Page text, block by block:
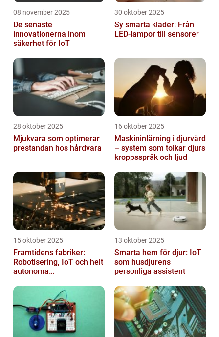
08 november 2025
De senaste
innovationerna inom
säkerhet för IoT
30 oktober 2025
Sy smarta kläder: Från
LED-lampor till sensorer
28 oktober 2025
Mjukvara som optimerar
prestandan hos hårdvara
16 oktober 2025
Maskininlärning i djurvård
– system som tolkar djurs
kroppsspråk och ljud
15 oktober 2025
Framtidens fabriker:
Robotisering, IoT och helt
autonoma
13 oktober 2025
Smarta hem för djur: IoT
som husdjurens
personliga assistent